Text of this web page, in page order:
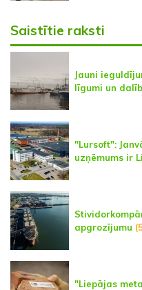
Saistītie raksti
Jauni
līgumi un
"Lursoft":
uzņēmums ir
apgrozījumu
"Liepājas